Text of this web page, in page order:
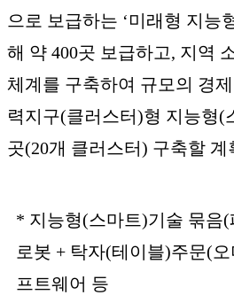
으로 보급하는 ‘미래형 지능
해 약 400곳 보급하고, 지역
체계를 구축하여 규모의 경
력지구(클러스터)형 지능형(
곳(20개 클러스터) 구축할 계
* 지능형(스마트)기술 묶음
로봇 + 탁자(테이블)주문(
프트웨어 등